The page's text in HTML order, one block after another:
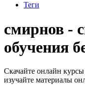
Теги
смирнов -
обучения
Скачайте онлайн
изучайте материалы